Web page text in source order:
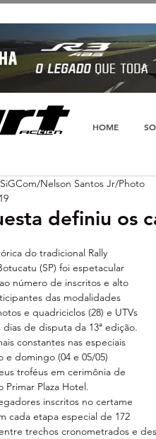
HOME
definiu os
Nelson Santos Jr/Photo
do tradicional Rally
(SP) foi espetacular
número de inscritos e alto
das modalidades
e quadriciclos (28) e UTVs
dias de disputa da 13ª edição.
constantes nas especiais
e domingo (04 e 05/05)
troféus em cerimônia de
Primar Plaza Hotel.
inscritos no certame
cada etapa especial de 172
trechos cronometrados e